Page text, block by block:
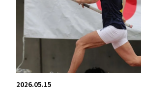
2026.05.15